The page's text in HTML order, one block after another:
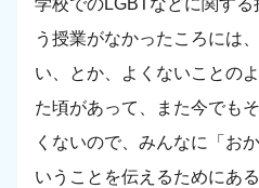
学校でのLGBTなどに関す
う授業がなかったころには
い、とか、よくないことの
た頃があって、また今でも
くないので、みんなに「お
いうことを伝えるためにあ